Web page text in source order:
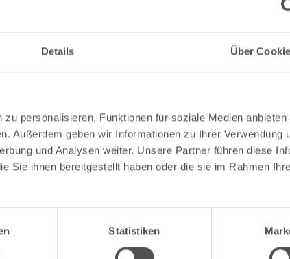
Details Über
personalisieren, Funktionen für soziale Medien anbieten
Außerdem geben wir Informationen zu Ihrer Verwendung
und Analysen weiter. Unsere Partner führen diese
Sie ihnen bereitgestellt haben oder die sie im Rahmen
Statistiken
Öffnung für die Anbringung eines Ablassventils;